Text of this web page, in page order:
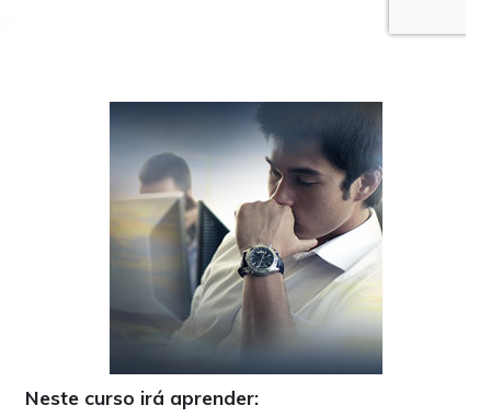
Neste curso irá aprender: